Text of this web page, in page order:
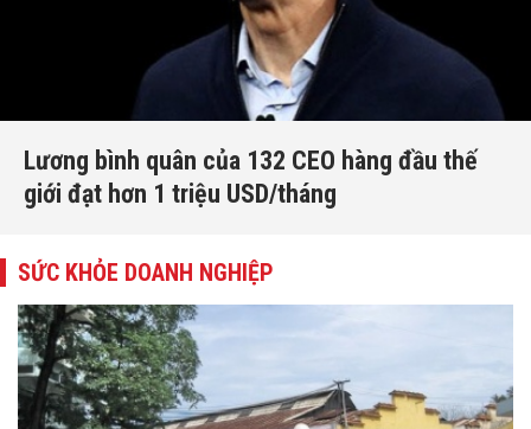
Lương bình quân của 132 CEO hàng đầu thế
giới đạt hơn 1 triệu USD/tháng
SỨC KHỎE DOANH NGHIỆP